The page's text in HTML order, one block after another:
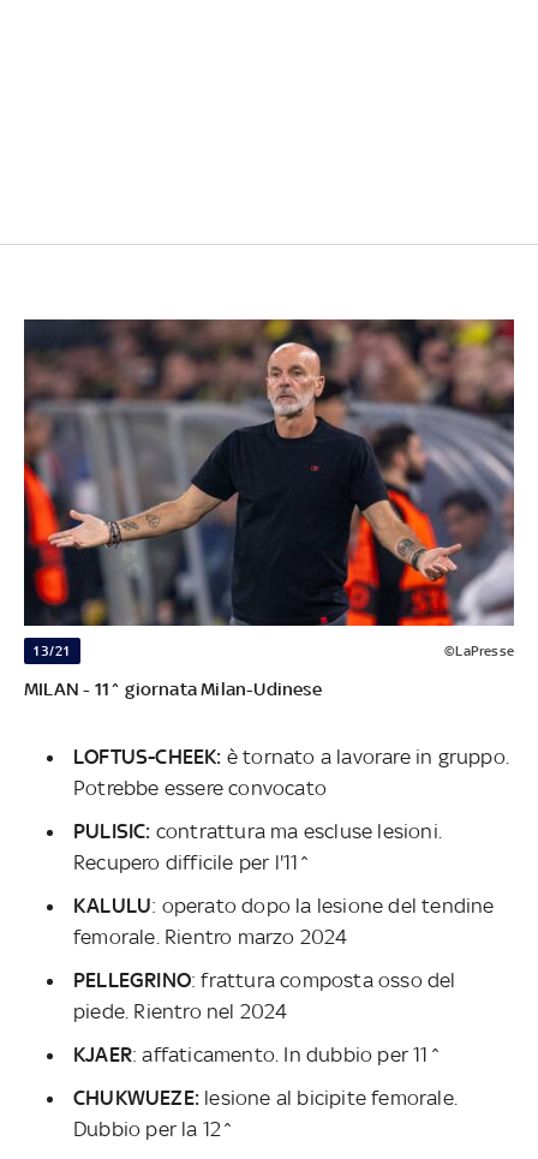
13/21 ©LaPresse
MILAN - 11^ giornata Milan-Udinese
LOFTUS-CHEEK: è tornato a lavorare in gruppo.
Potrebbe essere convocato
PULISIC: contrattura ma escluse lesioni.
Recupero difficile per l'11^
KALULU: operato dopo la lesione del tendine
femorale. Rientro marzo 2024
PELLEGRINO: frattura composta osso del
piede. Rientro nel 2024
KJAER: affaticamento. In dubbio per 11^
CHUKWUEZE: lesione al bicipite femorale.
Dubbio per la 12^